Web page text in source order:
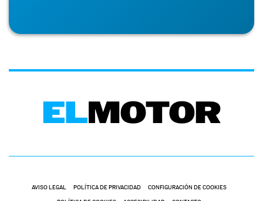
AVISO LEGAL POLÍTICA DE PRIVACIDAD CONFIGURACIÓN DE COOKIES